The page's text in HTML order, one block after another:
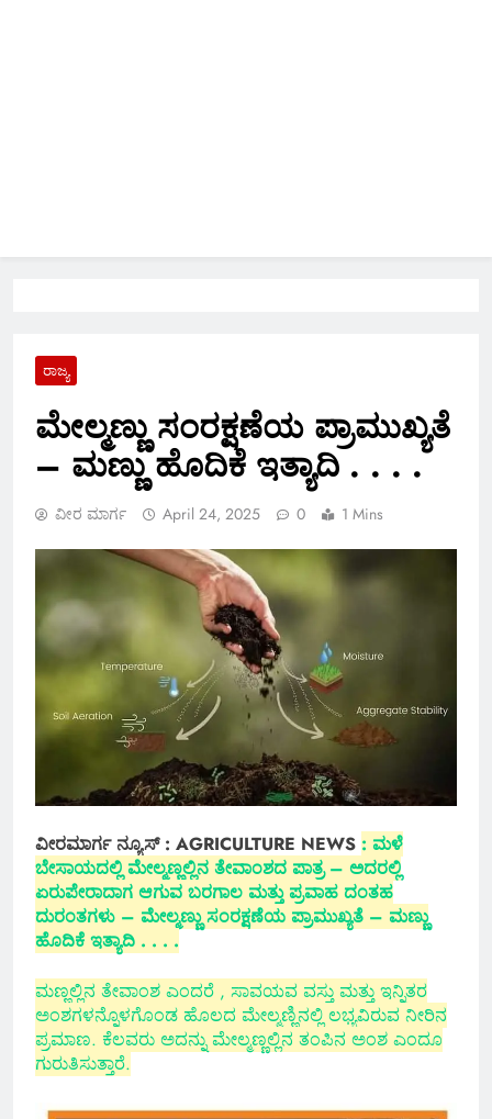
ರಾಜ್ಯ
ಮೇಲ್ಮಣ್ಣು ಸಂರಕ್ಷಣೆಯ ಪ್ರಾಮುಖ್ಯತೆ
– ಮಣ್ಣು ಹೊದಿಕೆ ಇತ್ಯಾದಿ . . . .
ವೀರ ಮಾರ್ಗ April 24, 2025 0 1 Mins
ವೀರಮಾರ್ಗ ನ್ಯೂಸ್ : AGRICULTURE NEWS : ಮಳೆ
ಬೇಸಾಯದಲ್ಲಿ ಮೇಲ್ಮಣ್ಣಲ್ಲಿನ ತೇವಾಂಶದ ಪಾತ್ರ – ಅದರಲ್ಲಿ
ಏರುಪೇರಾದಾಗ ಆಗುವ ಬರಗಾಲ ಮತ್ತು ಪ್ರವಾಹ ದಂತಹ
ದುರಂತಗಳು – ಮೇಲ್ಮಣ್ಣು ಸಂರಕ್ಷಣೆಯ ಪ್ರಾಮುಖ್ಯತೆ – ಮಣ್ಣು
ಹೊದಿಕೆ ಇತ್ಯಾದಿ . . . .
ಮಣ್ಣಲ್ಲಿನ ತೇವಾಂಶ ಎಂದರೆ , ಸಾವಯವ ವಸ್ತು ಮತ್ತು ಇನ್ನಿತರ
ಅಂಶಗಳನ್ನೊಳಗೊಂಡ ಹೊಲದ ಮೇಲ್ಮಣ್ಣಿನಲ್ಲಿ ಲಭ್ಯವಿರುವ ನೀರಿನ
ಪ್ರಮಾಣ. ಕೆಲವರು ಅದನ್ನು ಮೇಲ್ಮಣ್ಣಲ್ಲಿನ ತಂಪಿನ ಅಂಶ ಎಂದೂ
ಗುರುತಿಸುತ್ತಾರೆ.